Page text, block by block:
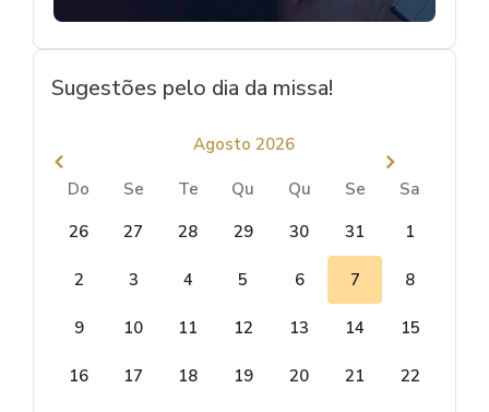
Sugestões pelo dia da missa!
Agosto 2026
Do Se Te Qu Qu Se
Sa
26
27 28 29 30 31 1
2 3 4 5 6 7 8
9 10 11 12 13 14 15
16 17 18 19 20 21 22